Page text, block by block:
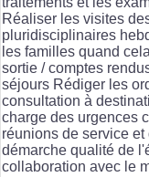
Réaliser les visites
pluridisciplinaires
les familles quand
sortie / comptes
séjours Rédiger les
consultation à
charge des urgences
réunions de service
démarche qualité de
collaboration avec le